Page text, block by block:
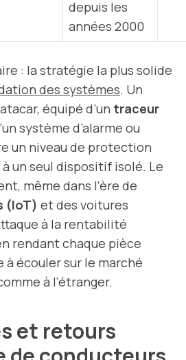
depuis les
années 2000
: la stratégie la plus solide
des systèmes. Un
équipé d’un traceur
système d’alarme ou
un niveau de protection
un seul dispositif isolé. Le
même dans l’ère de
(IoT) et des voitures
à la rentabilité
rendant chaque pièce
écouler sur le marché
à l’étranger.
et retours